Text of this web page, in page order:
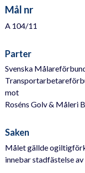
Mål nr
A 104/11
Parter
Svenska
mot
Roséns Golv & Måleri
Saken
Målet gällde
innebar stadfästelse